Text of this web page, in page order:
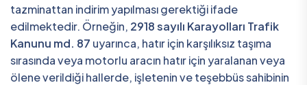
tazminattan indirim yapılması gerektiği ifade
edilmektedir. Örneğin, 2918 sayılı Karayolları Trafik
Kanunu md. 87 uyarınca, hatır için karşılıksız taşıma
sırasında veya motorlu aracın hatır için yaralanan veya
ölene verildiği hallerde, işletenin ve teşebbüs sahibinin